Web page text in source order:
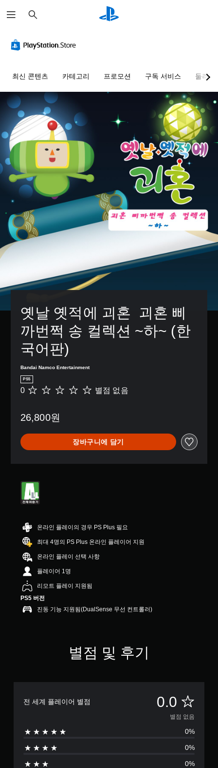
색
최신 콘텐츠 카테고리 프로모션 구독 서비스 둘러보
옛날 옛적에 괴혼  괴혼 삐
까번쩍 송 컬렉션 ~하~ (한
국어판)
Bandai Namco Entertainment
PS5
별
음
0 별점 없음
26,800원
장바구니에 담기
온라인 플레이의 경우 PS Plus 필요
최대 4명의 PS Plus 온라인 플레이어 지원
온라인 플레이 선택 사항
플레이어 1명
리모트 플레이 지원됨
PS5 버전
진동 기능 지원됨(DualSense 무선 컨트롤러)
별점 및 후기
전 세계 플레이어 별점 0.0 별
점
없
음
별점 없음
0%
0%
0%